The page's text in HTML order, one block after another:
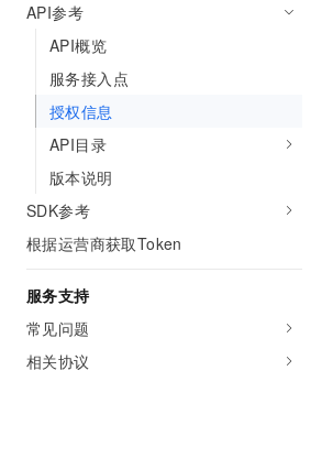
API参考
API概览
服务接入点
授权信息
API目录
版本说明
SDK参考
根据运营商获取Token
服务支持
常见问题
相关协议
开发工具
迁移与运维管理
专有云